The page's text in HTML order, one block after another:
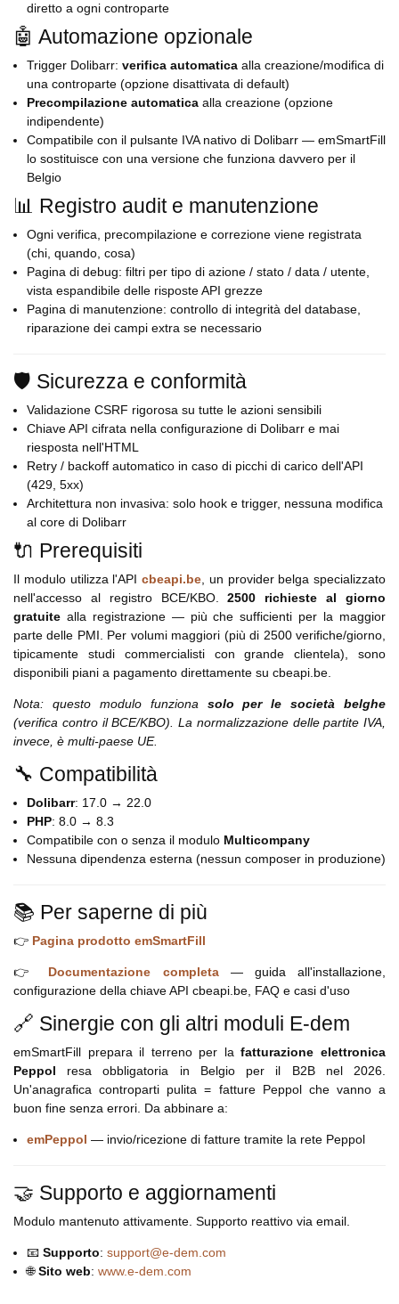
diretto a ogni controparte
🤖 Automazione opzionale
Trigger Dolibarr: verifica automatica alla creazione/modifica di
una controparte (opzione disattivata di default)
Precompilazione automatica alla creazione (opzione
indipendente)
Compatibile con il pulsante IVA nativo di Dolibarr — emSmartFill
lo sostituisce con una versione che funziona davvero per il
Belgio
📊 Registro audit e manutenzione
Ogni verifica, precompilazione e correzione viene registrata
(chi, quando, cosa)
Pagina di debug: filtri per tipo di azione / stato / data / utente,
vista espandibile delle risposte API grezze
Pagina di manutenzione: controllo di integrità del database,
riparazione dei campi extra se necessario
🛡️ Sicurezza e conformità
Validazione CSRF rigorosa su tutte le azioni sensibili
Chiave API cifrata nella configurazione di Dolibarr e mai
riesposta nell'HTML
Retry / backoff automatico in caso di picchi di carico dell'API
(429, 5xx)
Architettura non invasiva: solo hook e trigger, nessuna modifica
al core di Dolibarr
🔌 Prerequisiti
Il modulo utilizza l'API cbeapi.be, un provider belga specializzato
nell'accesso al registro BCE/KBO.2500 richieste al giorno
gratuite alla registrazione — più che sufficienti per la maggior
parte delle PMI. Per volumi maggiori (più di 2500 verifiche/giorno,
tipicamente studi commercialisti con grande clientela), sono
disponibili piani a pagamento direttamente su cbeapi.be.
Nota: questo modulo funziona solo per le società belghe
(verifica contro il BCE/KBO). La normalizzazione delle partite IVA,
invece, è multi-paese UE.
🔧 Compatibilità
Dolibarr: 17.0 → 22.0
PHP: 8.0 → 8.3
Compatibile con o senza il modulo Multicompany
Nessuna dipendenza esterna (nessun composer in produzione)
📚 Per saperne di più
👉 Pagina prodotto emSmartFill
👉 Documentazione completa— guida all'installazione,
configurazione della chiave API cbeapi.be, FAQ e casi d'uso
🔗 Sinergie con gli altri moduli E-dem
emSmartFill prepara il terreno per lafatturazione elettronica
Peppol resa obbligatoria in Belgio per il B2B nel 2026.
Un'anagrafica controparti pulita = fatture Peppol che vanno a
buon fine senza errori. Da abbinare a:
emPeppol — invio/ricezione di fatture tramite la rete Peppol
🤝 Supporto e aggiornamenti
Modulo mantenuto attivamente. Supporto reattivo via email.
📧 Supporto: support@e-dem.com
🌐Sito web: www.e-dem.com